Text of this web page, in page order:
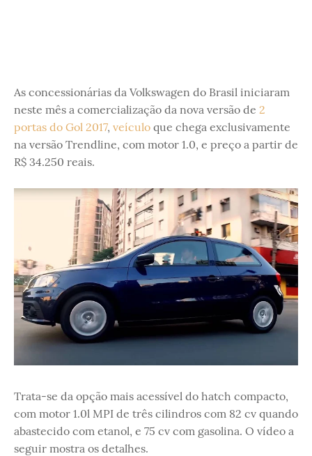
As concessionárias da Volkswagen do Brasil iniciaram
neste mês a comercialização da nova versão de 2
portas do Gol 2017, veículo que chega exclusivamente
na versão Trendline, com motor 1.0, e preço a partir de
R$ 34.250 reais.
Trata-se da opção mais acessível do hatch compacto,
com motor 1.0l MPI de três cilindros com 82 cv quando
abastecido com etanol, e 75 cv com gasolina. O vídeo a
seguir mostra os detalhes.